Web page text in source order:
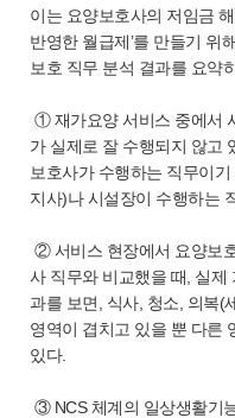
이는 요양보호사의 저임금
반영한 월급제’를 만들기 위
보호 직무 분석 결과를 요약
① 재가요양 서비스 중에서
가 실제로 잘 수행되지 않고
보호사가 수행하는 직무이
지사)나 시설장이 수행하는
② 서비스 현장에서 요양보
사 직무와 비교했을 때, 실제
과를 보면, 식사, 청소, 의복(
영역이 겹치고 있을 뿐 다른
있다.
③ NCS 체계의 일상생활기